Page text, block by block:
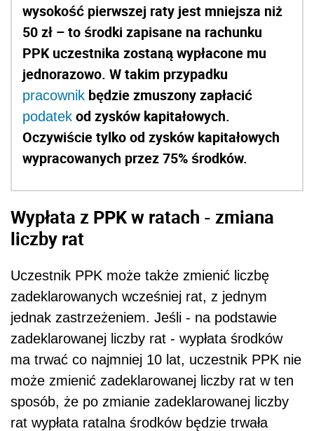
wysokość pierwszej raty jest mniejsza niż
50 zł – to środki zapisane na rachunku
PPK uczestnika zostaną wypłacone mu
jednorazowo. W takim przypadku
pracownik będzie zmuszony zapłacić
podatek od zysków kapitałowych.
Oczywiście tylko od zysków kapitałowych
wypracowanych przez 75% środków.
Wypłata z PPK w ratach - zmiana
liczby rat
Uczestnik PPK może także zmienić liczbę
zadeklarowanych wcześniej rat, z jednym
jednak zastrzeżeniem. Jeśli - na podstawie
zadeklarowanej liczby rat - wypłata środków
ma trwać co najmniej 10 lat, uczestnik PPK nie
może zmienić zadeklarowanej liczby rat w ten
sposób, że po zmianie zadeklarowanej liczby
rat wypłata ratalna środków będzie trwała